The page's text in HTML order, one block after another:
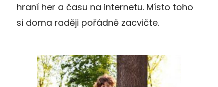
hraní her a času na internetu. Místo toho
si doma raději pořádně zacvičte.